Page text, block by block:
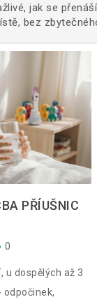
jak se
bez
PŘÍUŠNIC
0
u dospělých až 3
odpočinek,